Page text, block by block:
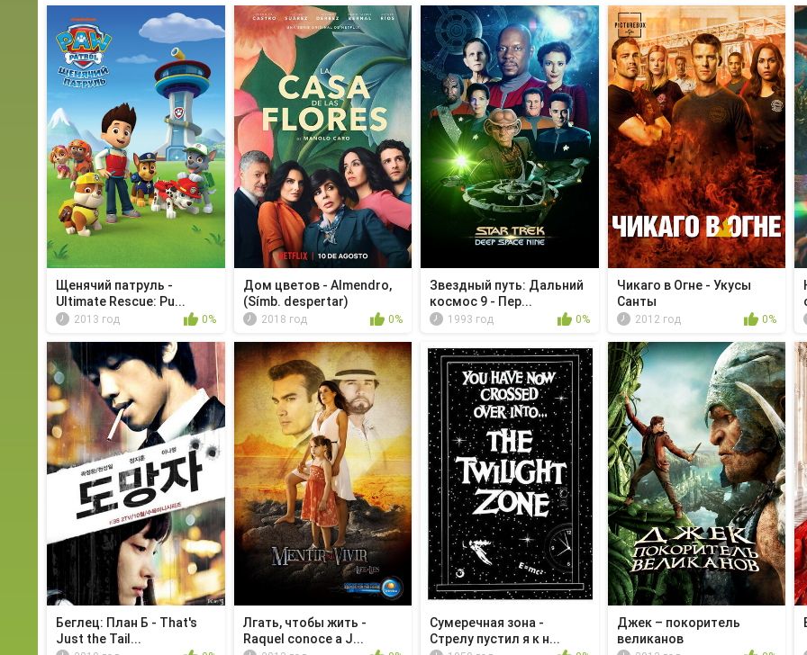
Щенячий патруль -
Ultimate Rescue: Pu...
2013 год 0%
Дом цветов - Almendro,
(Símb. despertar)
2018 год 0%
Звездный путь: Дальний
космос 9 - Пер...
1993 год 0%
Чикаго в Огне - Укусы
Санты
2012 год 0%
Беглец: План Б - That's
Just the Tail...
Лгать, чтобы жить -
Raquel conoce a J...
Сумеречная зона -
Стрелу пустил я к н...
Джек – покоритель
великанов